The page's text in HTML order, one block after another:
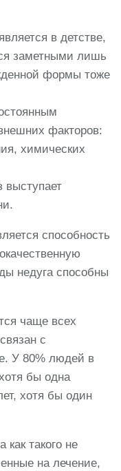
в детстве,
заметными лишь
формы тоже
факторов:
химических
выступает
способность
недуга способны
чаще всех
с
У 80% людей в
бы одна
хотя бы один
как такого не
на лечение,